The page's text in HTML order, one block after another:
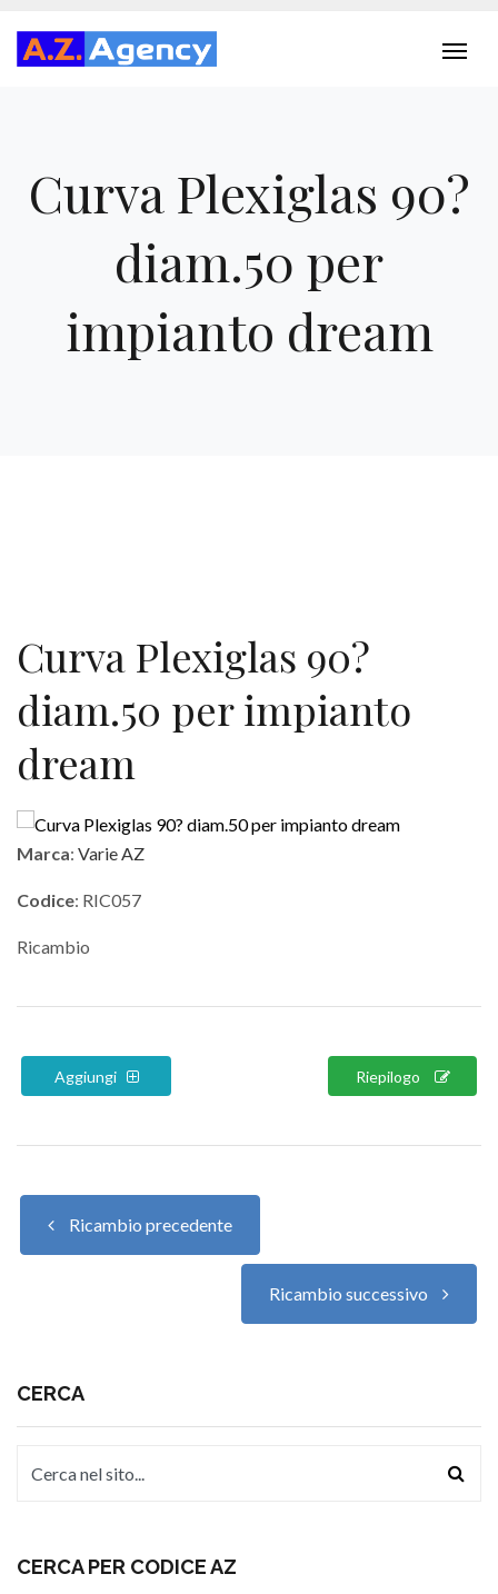
Curva Plexiglas 90?
diam.50 per
impianto dream
Curva Plexiglas 90?
diam.50 per impianto
dream
Marca: Varie AZ
Codice: RIC057
Ricambio
Aggiungi Riepilogo
Ricambio precedente
Ricambio successivo
CERCA
CERCA PER CODICE AZ